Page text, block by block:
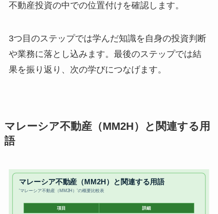
不動産投資の中での位置付けを確認します。
3つ目のステップでは学んだ知識を自身の投資判断
や業務に落とし込みます。最後のステップでは結
果を振り返り、次の学びにつなげます。
マレーシア不動産（MM2H）と関連する用
語